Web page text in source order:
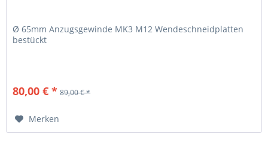
Ø 65mm Anzugsgewinde MK3 M12 Wendeschneidplatten
bestückt
80,00 € * 89,00 € *
Merken